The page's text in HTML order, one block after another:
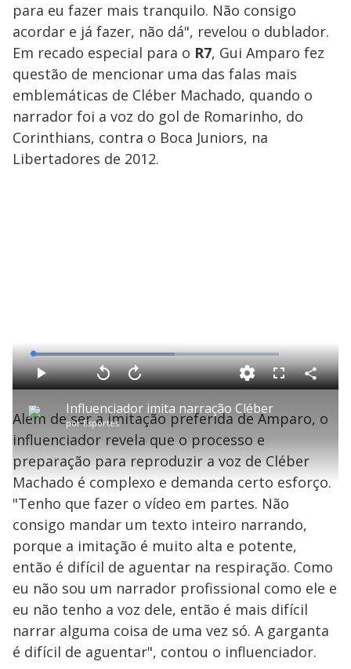
para eu fazer mais tranquilo. Não consigo
acordar e já fazer, não dá", revelou o dublador.
Em recado especial para o R7, Gui Amparo fez
questão de mencionar uma das falas mais
emblemáticas de Cléber Machado, quando o
narrador foi a voz do gol de Romarinho, do
Corinthians, contra o Boca Juniors, na
Libertadores de 2012.
P
l
a
y
V
i
Influenciador imita narração Cléber
porEsportes
P V
t
r
0
e
g
n
d
s
A
n
ç
a
1
s
e
u
n
o
M
u
d
o
L
o
a
d
e
:
5
7
.
8
0
F
s
c
n
C
o
a
r
Além de ser a imitação preferida de Amparo, o
influenciador revela que o processo e
preparação para reproduzir a voz de Cléber
Machado é complexo e demanda certo esforço.
"Tenho que fazer o vídeo em partes. Não
consigo mandar um texto inteiro narrando,
porque a imitação é muito alta e potente,
então é difícil de aguentar na respiração. Como
eu não sou um narrador profissional como ele e
eu não tenho a voz dele, então é mais difícil
narrar alguma coisa de uma vez só. A garganta
é difícil de aguentar", contou o influenciador.